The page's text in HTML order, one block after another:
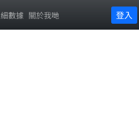
細數據 關於我哋 登入